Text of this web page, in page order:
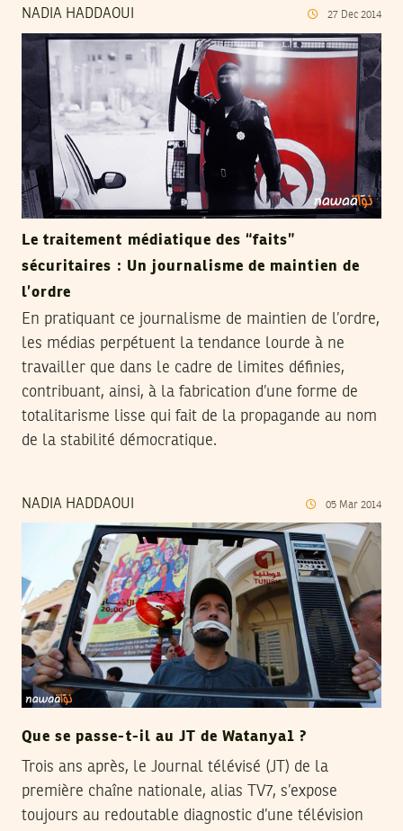
NADIA HADDAOUI 27 Dec 2014
Le traitement médiatique des “faits”
sécuritaires : Un journalisme de maintien de
l’ordre
En pratiquant ce journalisme de maintien de l’ordre,
les médias perpétuent la tendance lourde à ne
travailler que dans le cadre de limites définies,
contribuant, ainsi, à la fabrication d’une forme de
totalitarisme lisse qui fait de la propagande au nom
de la stabilité démocratique.
NADIA HADDAOUI 05 Mar 2014
Que se passe-t-il au JT de Watanya1 ?
Trois ans après, le Journal télévisé (JT) de la
première chaîne nationale, alias TV7, s’expose
toujours au redoutable diagnostic d’une télévision